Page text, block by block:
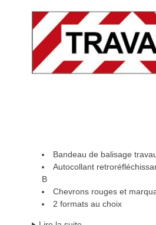
Bandeau de balisage
Autocollant
B
Chevrons rouges et
2 formats au choix